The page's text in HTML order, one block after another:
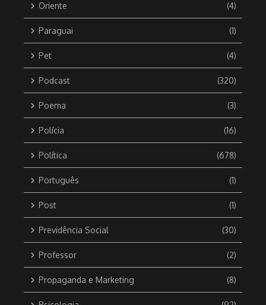
Oriente (4)
Paraguai (1)
Pet (4)
Podcast (320)
Poema (3)
Polícia (16)
Política (678)
Português (1)
Post (1)
Previdência Social (30)
Professor (2)
Propaganda e Marketing (8)